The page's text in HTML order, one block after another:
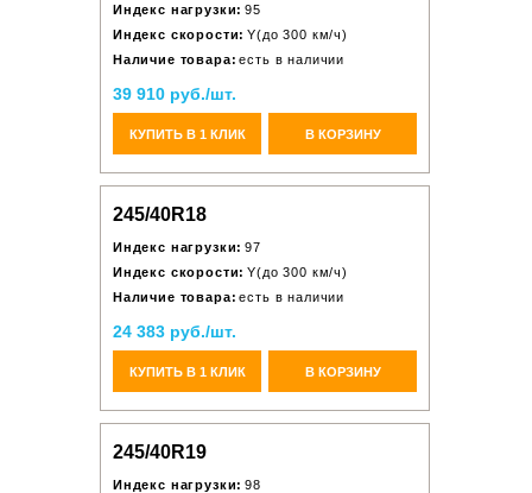
Индекс нагрузки: 95
Индекс скорости: Y(до 300 км/ч)
Наличие товара: есть в наличии
39 910 руб./шт.
КУПИТЬ В 1 КЛИК В КОРЗИНУ
245/40R18
Индекс нагрузки: 97
Индекс скорости: Y(до 300 км/ч)
Наличие товара: есть в наличии
24 383 руб./шт.
КУПИТЬ В 1 КЛИК В КОРЗИНУ
245/40R19
Индекс нагрузки: 98